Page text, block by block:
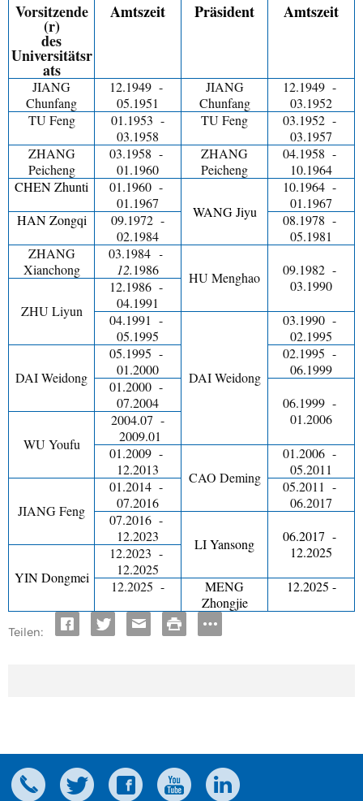
Vorsitzende
(r)
des
Universitätsr
ats
Amtszeit Präsident Amtszeit
JIANG
Chunfang
12.1949 -
05.1951
JIANG
Chunfang
12.1949 -
03.1952
TU Feng
01.1953 -
03.1958
TU Feng
03.1952 -
03.1957
ZHANG
Peicheng
03.1958 -
01.1960
ZHANG
Peicheng
04.1958 -
10.1964
CHEN Zhunti
01.1960 -
01.1967
WANG Jiyu
10.1964 -
01.1967
HAN Zongqi
09.1972 -
02.1984
08.1978 -
05.1981
ZHANG
Xianchong
03.1984 -
12.1986 HU Menghao
09.1982 -
03.1990
ZHU Liyun
12.1986 -
04.1991
04.1991 -
05.1995
DAI Weidong
03.1990 -
02.1995
DAI Weidong
05.1995 -
01.2000
02.1995 -
06.1999
01.2000 -
07.2004
06.1999 -
01.2006
WU Youfu
2004.07 -
2009.01
01.2009 -
12.2013
CAO Deming
01.2006 -
05.2011
JIANG Feng
01.2014 -
07.2016
05.2011 -
06.2017
07.2016 -
12.2023
LI Yansong
06.2017 -
12.2025
YIN Dongmei
12.2023 -
12.2025
12.2025 -
MENG
Zhongjie
12.2025 -
Teilen: